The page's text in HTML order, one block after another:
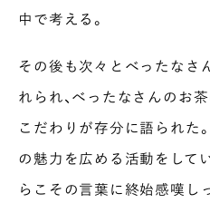
中で考える。
その後も次々とべったなさ
れられ、べったなさんのお
こだわりが存分に語られた
の魅力を広める活動をして
らこその言葉に終始感嘆し